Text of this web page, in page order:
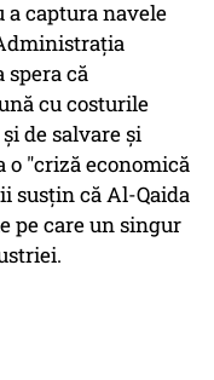
captura navele
spera că
cu costurile
de salvare şi
o "criză economică
susţin că Al-Qaida
pe care un singur